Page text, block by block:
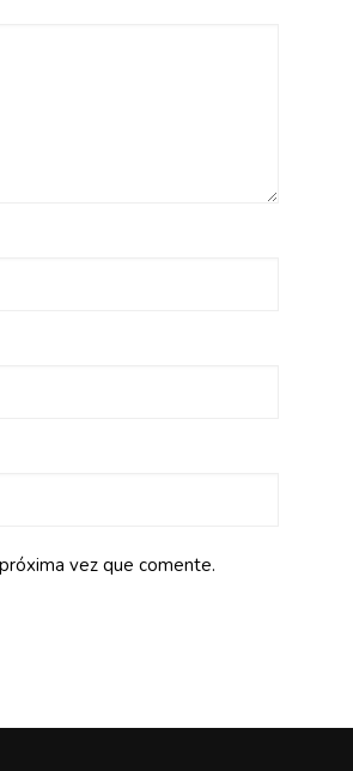
vez que comente.